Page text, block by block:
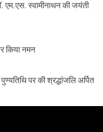
एम.एस. स्वामीनाथन की जयंती
किया नमन
पर की श्रद्धांजलि अर्पित